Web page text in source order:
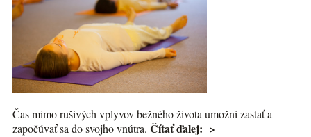
Čas mimo rušivých vplyvov bežného života umožní zastať a
započúvať sa do svojho vnútra. Čítať ďalej: >